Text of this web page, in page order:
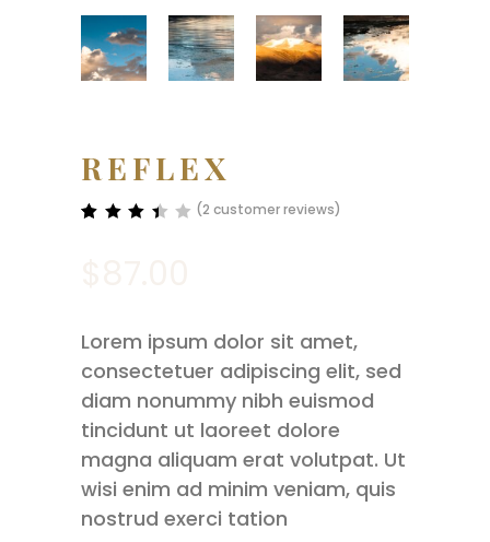
REFLEX
ratings
(2 customer reviews)
Lorem ipsum dolor sit amet,
consectetuer adipiscing elit, sed
diam nonummy nibh euismod
tincidunt ut laoreet dolore
magna aliquam erat volutpat. Ut
wisi enim ad minim veniam, quis
nostrud exerci tation